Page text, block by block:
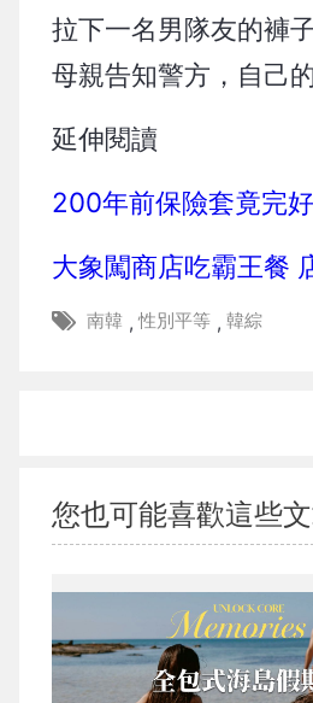
拉下一名男隊友的褲
母親告知警方，自己
延伸閱讀
200年前保險套竟完
大象闖商店吃霸王餐
南韓 , 性別平等 , 韓綜
您也可能喜歡這些